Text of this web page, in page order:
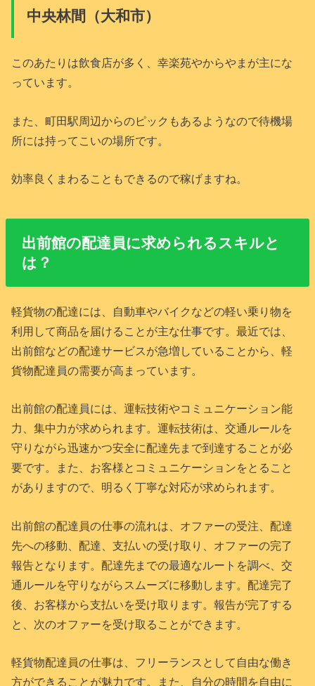
中央林間（大和市）
このあたりは飲食店が多く、幸楽苑やからやまが主にな
っています。
また、町田駅周辺からのピックもあるようなので待機場
所には持ってこいの場所です。
効率良くまわることもできるので稼げますね。
出前館の配達員に求められるスキルと
は？
軽貨物の配達には、自動車やバイクなどの軽い乗り物を
利用して商品を届けることが主な仕事です。最近では、
出前館などの配達サービスが急増していることから、軽
貨物配達員の需要が高まっています。
出前館の配達員には、運転技術やコミュニケーション能
力、集中力が求められます。運転技術は、交通ルールを
守りながら迅速かつ安全に配達先まで到達することが必
要です。また、お客様とコミュニケーションをとること
がありますので、明るく丁寧な対応が求められます。
出前館の配達員の仕事の流れは、オファーの受注、配達
先への移動、配達、支払いの受け取り、オファーの完了
報告となります。配達先までの最適なルートを調べ、交
通ルールを守りながらスムーズに移動します。配達完了
後、お客様から支払いを受け取ります。報告が完了する
と、次のオファーを受け取ることができます。
軽貨物配達員の仕事は、フリーランスとして自由な働き
方ができることが魅力です。また、自分の時間を自由に